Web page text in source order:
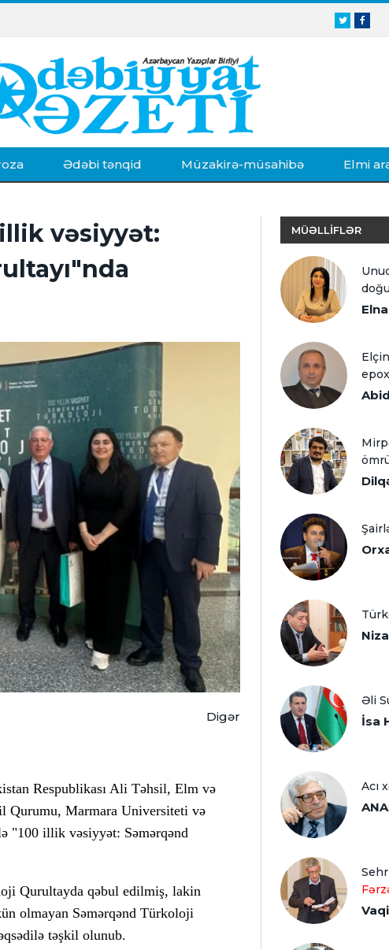
Twitter
Ədəbi tənqid Müzakirə-müsahibə Elmi
vəsiyyət:
Digər
Respublikası Ali Təhsil, Elm və
Marmara Universiteti və
"100 illik vəsiyyət: Səmərqənd
Qurultayda qəbul edilmiş, lakin
olmayan Səmərqənd Türkoloji
təşkil olunub.
MÜƏLLİFLƏR
Əli
İsa
Acı